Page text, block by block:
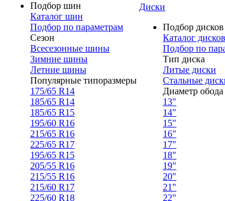
Подбор шин
Каталог шин
Подбор по параметрам
Сезон
Всесезонные шины
Зимние шины
Летние шины
Популярные типоразмеры
175/65 R14
185/65 R14
185/65 R15
195/60 R16
215/65 R16
225/65 R17
195/65 R15
205/55 R16
215/55 R16
215/60 R17
225/60 R18
Диски
Подбор дисков
Каталог дисков
Подбор по
Тип диска
Литые диски
Стальные
Диаметр обода
13"
14"
15"
16"
17"
18"
19"
20"
21"
22"